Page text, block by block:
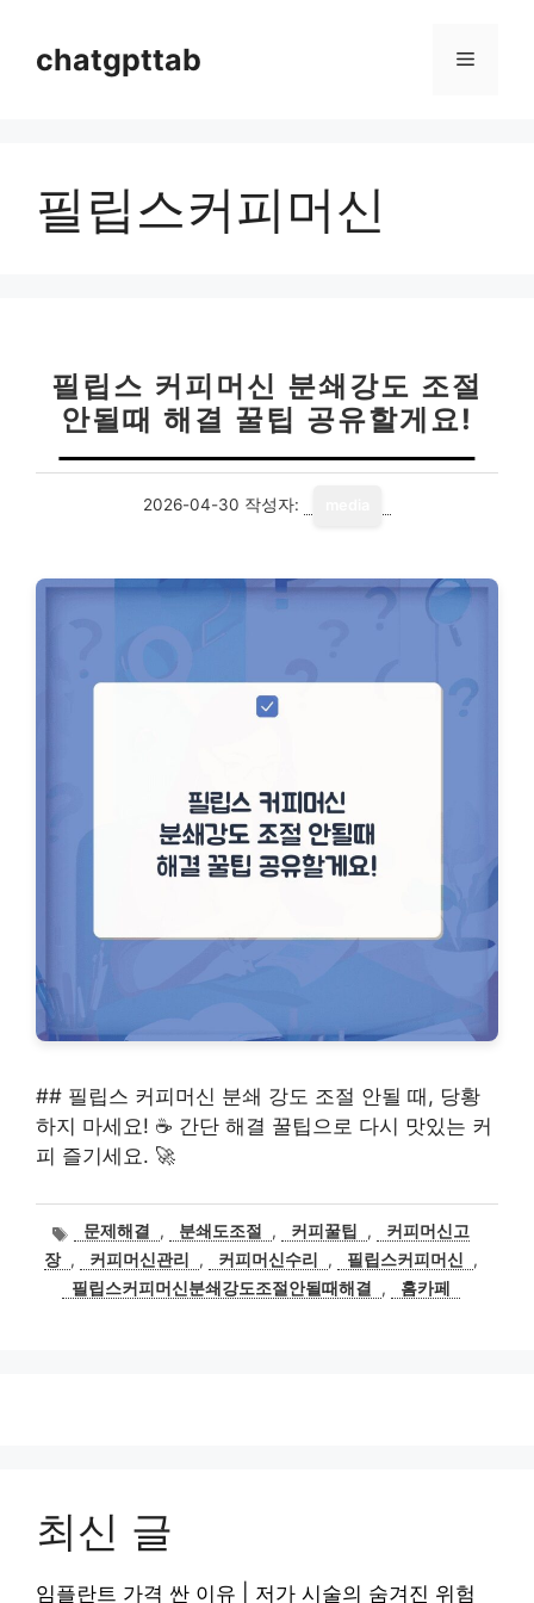
chatgpttab 메
필립스커피머신
필립스 커피머신 분쇄강도 조절
안될때 해결 꿀팁 공유할게요!
2026-04-30 작성자:
## 필립스 커피머신 분쇄 강도 조절 안될 때, 당황
하지 마세요! ☕️ 간단 해결 꿀팁으로 다시 맛있는 커
피 즐기세요. 🚀
태문제해결 , 분쇄도조절 , 커피꿀팁 ,
커피머신고
장 , 커피머신관리 , 커피머신수리 , 필립스커피머신
,
필립스커피머신분쇄강도조절안될때해결
, 홈카페
최신 글
임플란트 가격 싼 이유 | 저가 시술의 숨겨진 위험